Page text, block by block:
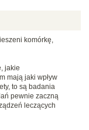
komórkę,
jakie
mają jaki wpływ
to są badania
pewnie zaczną
leczących